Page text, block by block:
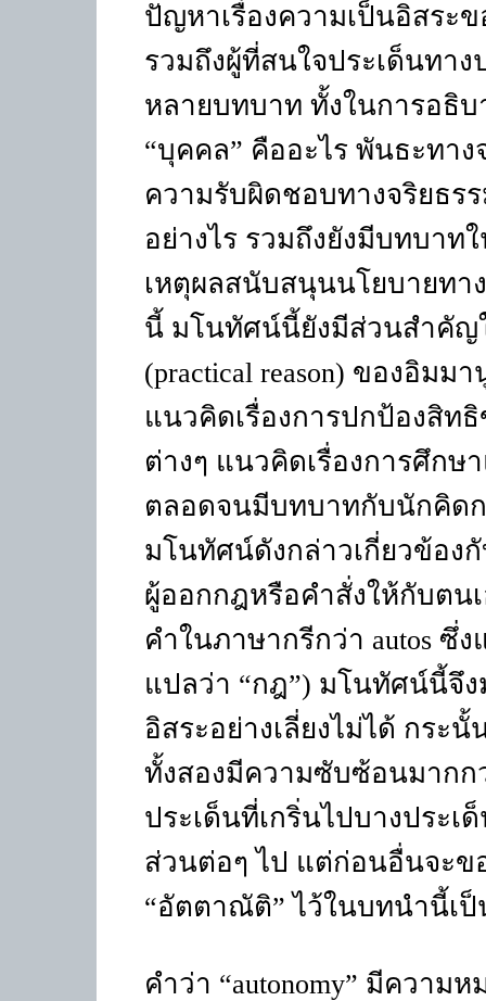
ปัญหาเรื่องความเป็นอิสระข
รวมถึงผู้ที่สนใจประเด็นทา
หลายบทบาท ทั้งในการอธิบ
“บุคคล” คืออะไร พันธะทาง
ความรับผิดชอบทางจริยธร
อย่างไร รวมถึงยังมีบทบาท
เหตุผลสนับสนุนนโยบายทา
นี้ มโนทัศน์นี้ยังมีส่วนสำคัญ
(practical reason) ของอิมมา
แนวคิดเรื่องการปกป้องสิท
ต่างๆ แนวคิดเรื่องการศึกษ
ตลอดจนมีบทบาทกับนักคิด
มโนทัศน์ดังกล่าวเกี่ยวข้อง
ผู้ออกกฎหรือคำสั่งให้กับตน
คำในภาษากรีกว่า autos ซึ่ง
แปลว่า “กฎ”) มโนทัศน์นี้จึง
อิสระอย่างเลี่ยงไม่ได้ กระ
ทั้งสองมีความซับซ้อนมากก
ประเด็นที่เกริ่นไปบางประ
ส่วนต่อๆ ไป แต่ก่อนอื่นจะข
“อัตตาณัติ”ไว้ในบทนำนี้เ
คำว่า “autonomy” มีความห